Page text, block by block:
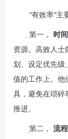
“有效率”主
第一， 时
资源。高效人
划、设定优先级
值的工作上。他
具，避免在琐碎
推进。
第二， 流